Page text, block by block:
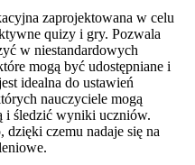
zaprojektowana w celu
quizy i gry. Pozwala
w niestandardowych
mogą być udostępniane i
idealna do ustawień
nauczyciele mogą
i śledzić wyniki uczniów.
czemu nadaje się na